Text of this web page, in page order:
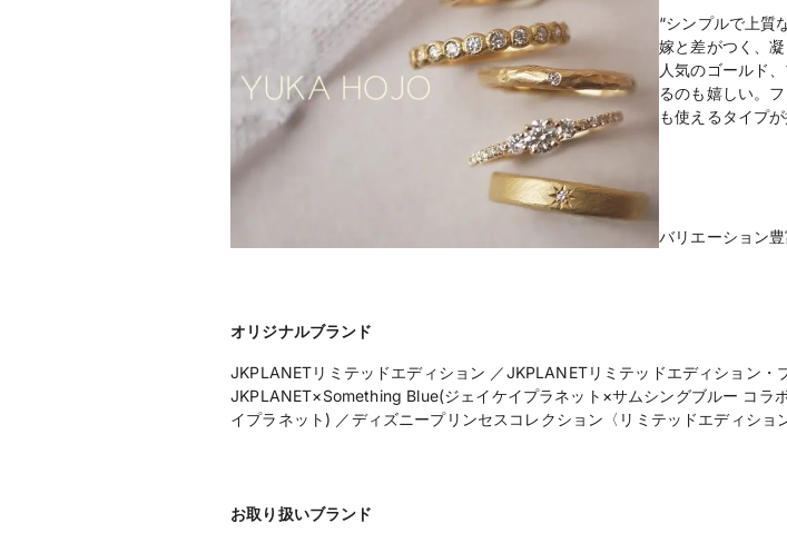
“シンプルで上質
嫁と差がつく、
人気のゴールド
るのも嬉しい。
も使えるタイプ
バリエーション
オリジナルブランド
JKPLANETリミテッドエディション ／JKPLANETリミテッドエディション
JKPLANET×Something Blue(ジェイケイプラネット×サムシングブルー コラ
イプラネット) ／ディズニープリンセスコレクション〈リミテッドエディショ
お取り扱いブランド